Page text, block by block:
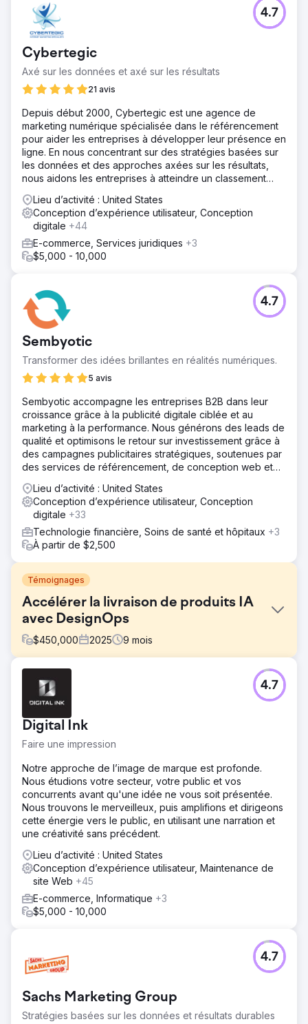
Cybertegic
Axé sur les données et axé sur les résultats
21 avis
4.7
Depuis début 2000, Cybertegic est une agence de
marketing numérique spécialisée dans le référencement
pour aider les entreprises à développer leur présence en
ligne. En nous concentrant sur des stratégies basées sur
les données et des approches axées sur les résultats,
nous aidons les entreprises à atteindre un classement
Lieu d’activité : United States
Conception d’expérience utilisateur, Conception
digitale +44
E-commerce, Services juridiques +3
$5,000 - 10,000
Sembyotic
Transformer des idées brillantes en réalités numériques.
5 avis
4.7
Sembyotic accompagne les entreprises B2B dans leur
croissance grâce à la publicité digitale ciblée et au
marketing à la performance. Nous générons des leads de
qualité et optimisons le retour sur investissement grâce à
des campagnes publicitaires stratégiques, soutenues par
des services de référencement, de conception web et
Lieu d’activité : United States
Conception d’expérience utilisateur, Conception
digitale +33
Technologie financière, Soins de santé et hôpitaux +3
À partir de $2,500
Témoignages
Accélérer la livraison de produits IA
avec DesignOps
$450,000 2025 9 mois
Une entreprise mondiale d'IA conversationnelle souhaitait
unifier et déployer ses efforts de conception de produits
sur plusieurs équipes et plateformes. Face à des
frameworks qui se chevauchent, des composants
incohérents et des demandes croissantes de la part des
entreprises clientes, l'équipe UX interne manquait de
l'infrastructure nécessaire pour maintenir la cohérence de
la conception et la rapidité de livraison. Elle avait besoin
d'un système de conception évolutif et d'une stratégie
DesignOps pour assurer des versions rapides, garantir la
conformité en matière d'accessibilité et favoriser la
collaboration interfonctionnelle.
Solution
Neuron s'est associé à l'entreprise pour mettre en place
une base DesignOps robuste. Nous avons audité les
artefacts de conception et les bibliothèques d'ingénierie,
organisé des ateliers avec les parties prenantes et
développé un système de conception modulaire
succès durable, nous avons collaboré avec les équipes
produit et ingénierie, intégré les outils et établi des
workflows de gouvernance et une documentation
fonctions.
Résultat
Digital Ink
Faire une impression
4.7
Notre approche de l’image de marque est profonde.
Nous étudions votre secteur, votre public et vos
concurrents avant qu'une idée ne vous soit présentée.
Nous trouvons le merveilleux, puis amplifions et dirigeons
cette énergie vers le public, en utilisant une narration et
une créativité sans précédent.
Lieu d’activité : United States
Conception d’expérience utilisateur, Maintenance de
site Web +45
E-commerce, Informatique +3
$5,000 - 10,000
Sachs Marketing Group
Stratégies basées sur les données et résultats durables
4.7